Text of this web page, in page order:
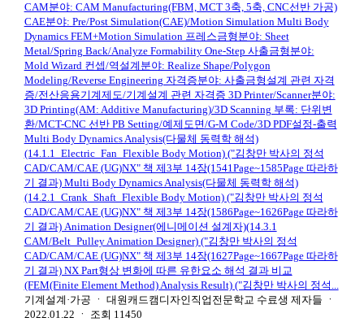
CAM분야: CAM Manufacturing(FBM, MCT 3축, 5축, CNC선반 가공)
CAE분야: Pre/Post Simulation(CAE)/Motion Simulation Multi Body
Dynamics FEM+Motion Simulation 프레스금형분야: Sheet
Metal/Spring Back/Analyze Formability One-Step 사출금형분야:
Mold Wizard 컨셉/역설계분야: Realize Shape/Polygon
Modeling/Reverse Engineering 자격증분야: 사출금형설계 관련 자격
증/전산응용기계제도/기계설계 관련 자격증 3D Printer/Scanner분야:
3D Printing(AM: Additive Manufacturing)/3D Scanning 부록: 단위변
환/MCT-CNC 선반 PB Setting/예제도면/G-M Code/3D PDF설정-출력
Multi Body Dynamics Analysis(다물체 동력학 해석)
(14.1.1_Electric_Fan_Flexible Body Motion) ("김창만 박사의 정석
CAD/CAM/CAE (UG)NX" 책 제3부 14장(1541Page~1585Page 따라하
기 결과) Multi Body Dynamics Analysis(다물체 동력학 해석)
(14.2.1_Crank_Shaft_Flexible Body Motion) ("김창만 박사의 정석
CAD/CAM/CAE (UG)NX" 책 제3부 14장(1586Page~1626Page 따라하
기 결과) Animation Designer(에니메이션 설계자)(14.3.1
CAM/Belt_Pulley Animation Designer) ("김창만 박사의 정석
CAD/CAM/CAE (UG)NX" 책 제3부 14장(1627Page~1667Page 따라하
기 결과) NX Part형상 변화에 따른 유한요소 해석 결과 비교
(FEM(Finite Element Method) Analysis Result) ("김창만 박사의 정석...
기계설계·가공 ㆍ 대원캐드캠디자인직업전문학교 수료생 제자들 ㆍ
2022.01.22 ㆍ 조회 11450